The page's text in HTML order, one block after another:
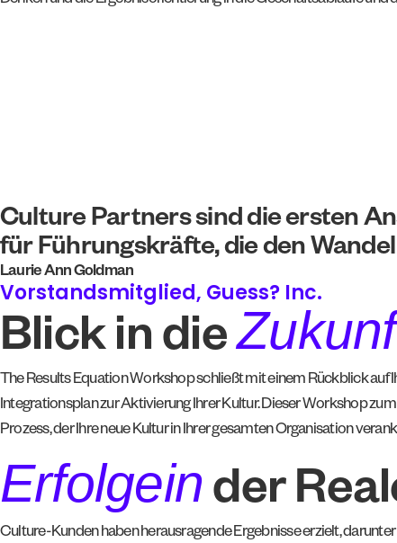
Culture Partners sind die ersten
für Führungskräfte, die den
Laurie Ann Goldman
Vorstandsmitglied, Guess? Inc.
Blick in die
The Results Equation Workshop schließt mit einem Rückblick
Integrationsplan zur Aktivierung Ihrer Kultur. Dieser Workshop
Prozess, der Ihre neue Kultur in Ihrer gesamten Organisation
Erfolgein der
Culture-Kunden haben herausragende Ergebnisse erzielt,